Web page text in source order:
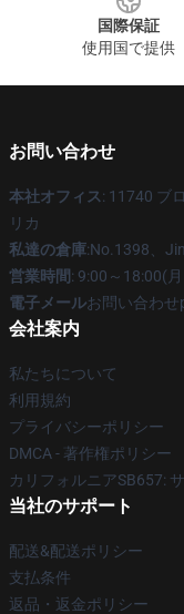
国際保証
使用国で提供
お問い合わせ
本社オフィス: 11740 ブ
リカ
私達の倉庫:No.1398、
営業時間: 9:00～18:00(
電子メールお問い合わせ
会社案内
私たちについて
利用規約
プライバシーポリシー
DMCA - 著作権ポリシー
カリフォルニアSB657:
当社のサポート
配送&配送ポリシー
支払条件
返品・返金ポリシー